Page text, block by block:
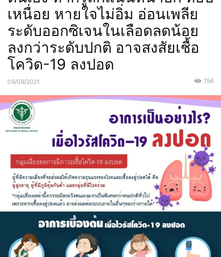
เหนื่อย หายใจไม่อิ่ม อ่อนเพลีย
ระดับออกซิเจนในเลือดลดน้อย
ลงกว่าระดับปกติ อาจสงสัยเชื้อ
โควิด-19 ลงปอด
09/09/2021 156